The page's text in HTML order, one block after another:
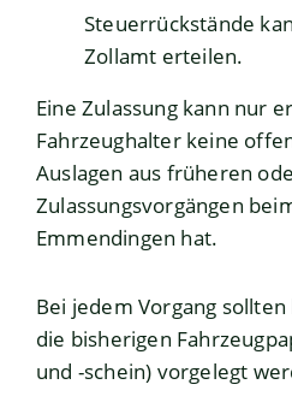
Steuerrückstände
Zollamt erteilen.
Eine Zulassung kann nur
Fahrzeughalter keine
Auslagen aus früheren
Zulassungsvorgängen
Emmendingen hat.
Bei jedem Vorgang
die bisherigen
und -schein) vorgelegt